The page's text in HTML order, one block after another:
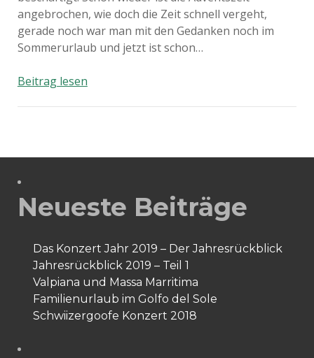
angebrochen, wie doch die Zeit schnell vergeht,
gerade noch war man mit den Gedanken noch im
Sommerurlaub und jetzt ist schon…
Beitrag lesen1.
Neueste Beiträge
Das Konzert Jahr 2019 – Der Jahresrückblick
Jahresrückblick 2019 – Teil 1
Valpiana und Massa Marritima
Familienurlaub im Golfo del Sole
Schwiizergoofe Konzert 2018